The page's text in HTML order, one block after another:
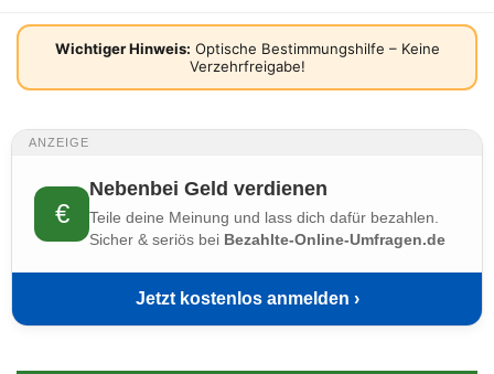
Wichtiger Hinweis: Optische Bestimmungshilfe – Keine
Verzehrfreigabe!
ANZEIGE
€
Nebenbei Geld verdienen
Teile deine Meinung und lass dich dafür bezahlen.
Sicher & seriös bei Bezahlte-Online-Umfragen.de
Jetzt kostenlos anmelden ›